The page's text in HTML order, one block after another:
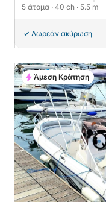
5 άτομα · 40 ch · 5.5 m
Δωρεάν ακύρωση
Άμεση Κράτηση